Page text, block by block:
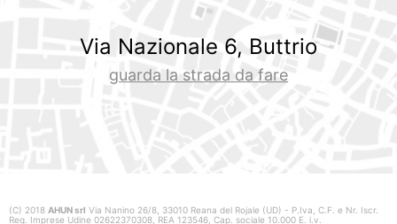
Via Nazionale 6, Buttrio
guarda la strada da fare
(C) 2018 AHUN srl Via Nanino 26/8, 33010 Reana del Rojale (UD) - P.Iva, C.F. e Nr. Iscr.
Reg. Imprese Udine 02622370308, REA 123546, Cap. sociale 10.000 E. i.v.